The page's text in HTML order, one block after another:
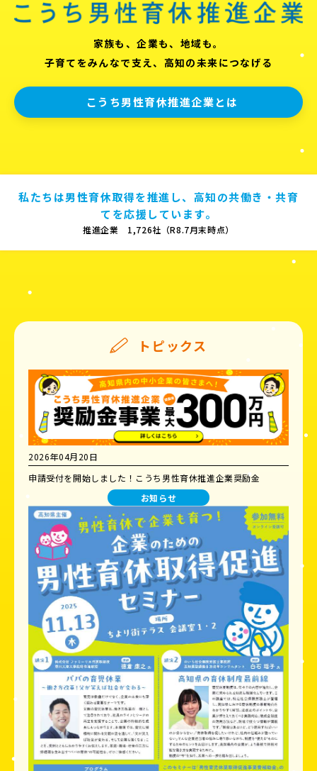
家族も、企業も、地域も。
子育てをみんなで支え、高知の未来につなげる
こうち男性育休推進企業とは
私たちは男性育休取得を推進し、高知の共働き・共育
てを応援しています。
推進企業 1,726社（R8.7月末時点）
トピックス
2026年04月20日
申請受付を開始しました！こうち男性育休推進企業奨励金
お知らせ